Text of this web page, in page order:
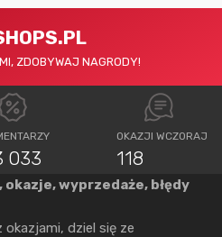
ZDOBYWAJ NAGRODY!
033
OKAZJI WCZORAJ
118
wyprzedaże, błędy
dziel się ze